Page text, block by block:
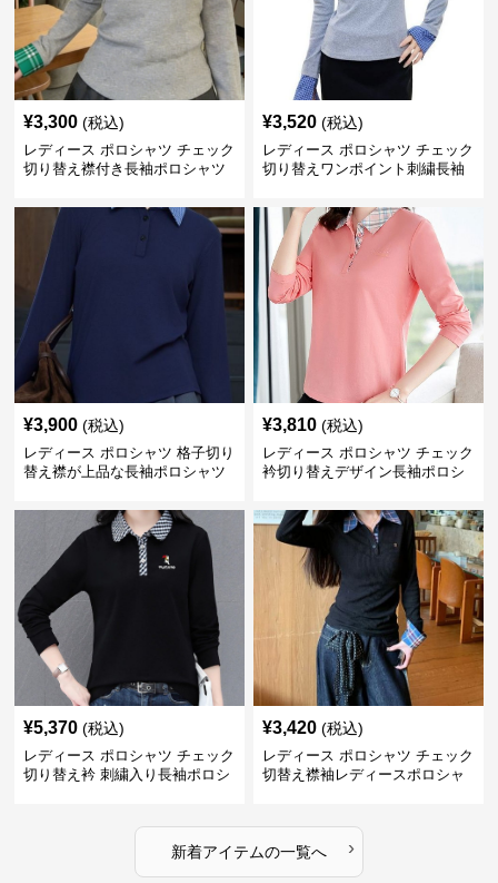
¥3,300 (税込)
レディース ポロシャツ チェック
切り替え襟付き長袖ポロシャツ
¥3,520 (税込)
レディース ポロシャツ チェック
切り替えワンポイント刺繍長袖
¥3,900 (税込)
レディース ポロシャツ 格子切り
替え襟が上品な長袖ポロシャツ
¥3,810 (税込)
レディース ポロシャツ チェック
衿切り替えデザイン長袖ポロシ
¥5,370 (税込)
レディース ポロシャツ チェック
切り替え衿 刺繍入り長袖ポロシ
¥3,420 (税込)
レディース ポロシャツ チェック
切替え襟袖レディースポロシャ
新着アイテムの一覧へ ›